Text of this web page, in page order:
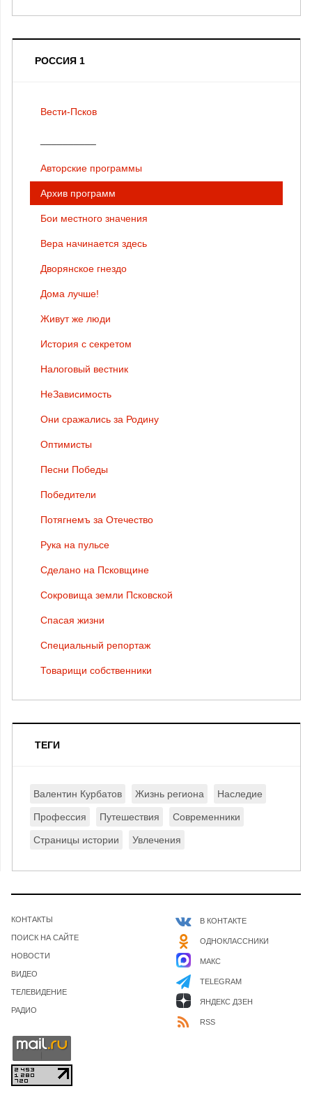
РОССИЯ 1
Вести-Псков
Авторские программы
Архив программ
Бои местного значения
Вера начинается здесь
Дворянское гнездо
Дома лучше!
Живут же люди
История с секретом
Налоговый вестник
НеЗависимость
Они сражались за Родину
Оптимисты
Песни Победы
Победители
Потягнемъ за Отечество
Рука на пульсе
Сделано на Псковщине
Сокровища земли Псковской
Спасая жизни
Специальный репортаж
Товарищи собственники
ТЕГИ
Валентин Курбатов Жизнь региона Наследие
Профессия Путешествия Современники
Страницы истории Увлечения
КОНТАКТЫ
ПОИСК НА САЙТЕ
НОВОСТИ
ВИДЕО
ТЕЛЕВИДЕНИЕ
РАДИО
В КОНТАКТЕ
ОДНОКЛАССНИКИ
МАКС
TELEGRAM
ЯНДЕКС ДЗЕН
RSS